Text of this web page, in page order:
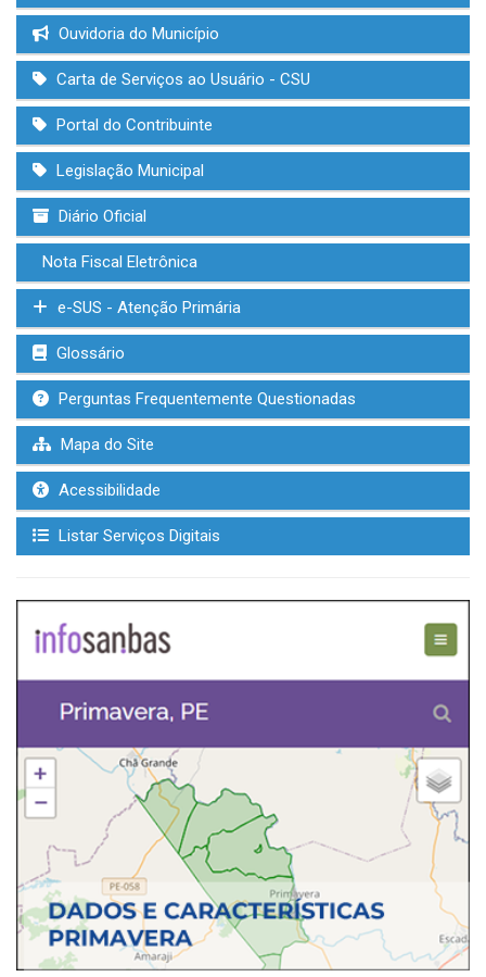
Ouvidoria do Município
Carta de Serviços ao Usuário - CSU
Portal do Contribuinte
Legislação Municipal
Diário Oficial
Nota Fiscal Eletrônica
e-SUS - Atenção Primária
Glossário
Perguntas Frequentemente Questionadas
Mapa do Site
Acessibilidade
Listar Serviços Digitais